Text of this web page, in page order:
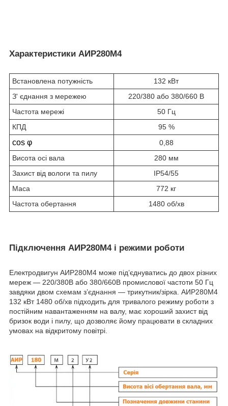
Характеристики АИР280М4
Встановлена потужність
132 кВт
З' єднання з мережею
220/380 або 380/660 В
Частота мережі
50 Гц
КПД
95 %
cos φ
0,88
Висота осі вала
280 мм
Захист від вологи та пилу
IP54/55
Маса
772 кг
Частота обертання
1480 об/хв
Підключення АИР280М4 і режими роботи
Електродвигун АИР280М4 може під’єднуватись до двох різних
мереж — 220/380В або 380/660В промислової частоти 50 Гц
завдяки двом схемам з’єднання — трикутник/зірка. АИР280М4
132 кВт 1480 об/хв підходить для тривалого режиму роботи з
постійним навантаженням на валу, має хороший захист від
бризок води і пилу, що дозволяє йому працювати в складних
умовах на відкритому повітрі.